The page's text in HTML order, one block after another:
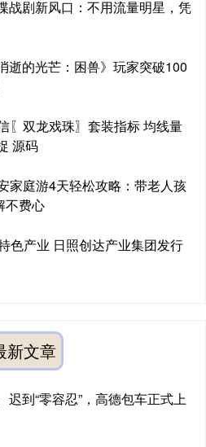
战剧新风口：不用流量明星，凭
逝的光芒：困兽》玩家突破100
〖双龙戏珠〗套装指标 均线量
源码
家庭游4天轻松攻略：带老人孩
不费心
色产业 日照创达产业集团发行
新文章
到“零容忍”，高德包车正式上